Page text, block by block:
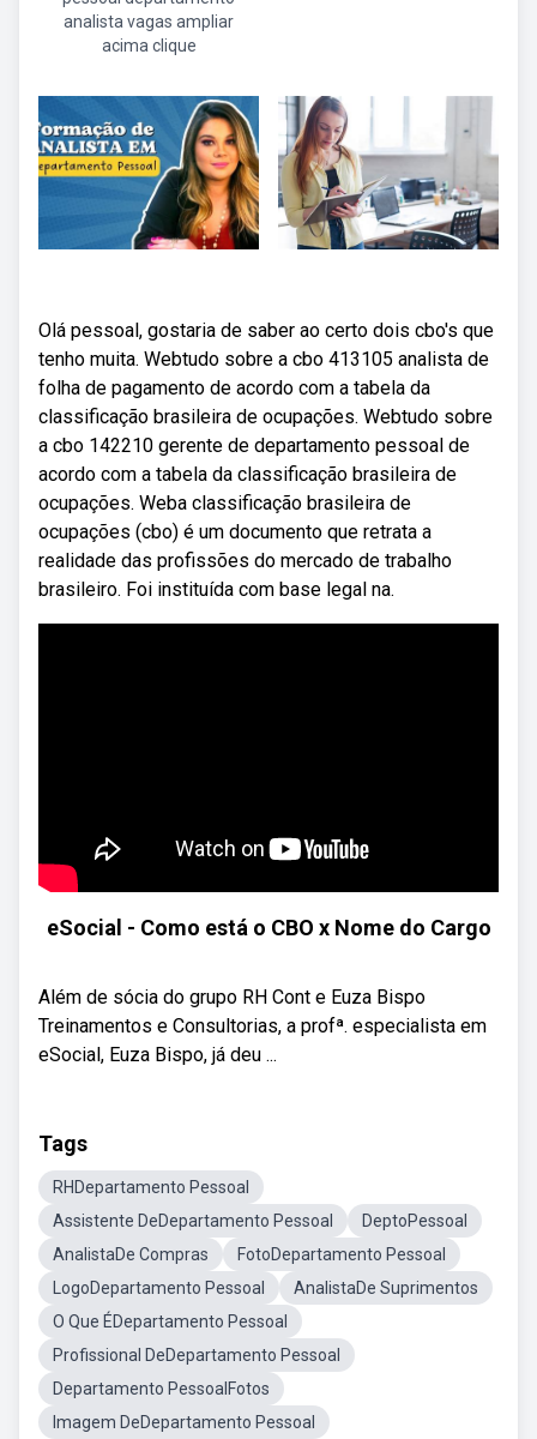
analista vagas ampliar
acima clique
Olá pessoal, gostaria de saber ao certo dois cbo's que
tenho muita. Webtudo sobre a cbo 413105 analista de
folha de pagamento de acordo com a tabela da
classificação brasileira de ocupações. Webtudo sobre
a cbo 142210 gerente de departamento pessoal de
acordo com a tabela da classificação brasileira de
ocupações. Weba classificação brasileira de
ocupações (cbo) é um documento que retrata a
realidade das profissões do mercado de trabalho
brasileiro. Foi instituída com base legal na.
eSocial - Como está o CBO x Nome do Cargo
Além de sócia do grupo RH Cont e Euza Bispo
Treinamentos e Consultorias, a profª. especialista em
eSocial, Euza Bispo, já deu ...
Tags
RHDepartamento Pessoal
Assistente DeDepartamento Pessoal
DeptoPessoal
AnalistaDe Compras
FotoDepartamento Pessoal
LogoDepartamento Pessoal
AnalistaDe Suprimentos
O Que ÉDepartamento Pessoal
Profissional DeDepartamento Pessoal
Departamento PessoalFotos
Imagem DeDepartamento Pessoal